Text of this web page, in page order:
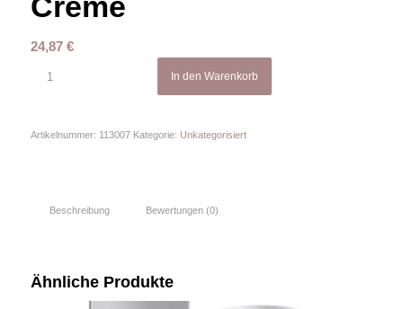
24,87 €
In den Warenkorb
Artikelnummer: 113007 Kategorie: Unkategorisiert
Beschreibung Bewertungen (0)
Ähnliche Produkte